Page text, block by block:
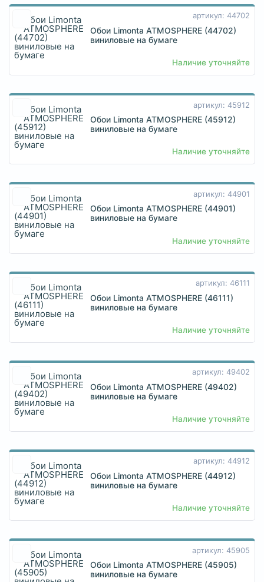
артикул: 44702
Обои Limonta ATMOSPHERE (44702)
виниловые на бумаге
Наличие уточняйте
артикул: 45912
Обои Limonta ATMOSPHERE (45912)
виниловые на бумаге
Наличие уточняйте
артикул: 44901
Обои Limonta ATMOSPHERE (44901)
виниловые на бумаге
Наличие уточняйте
артикул: 46111
Обои Limonta ATMOSPHERE (46111)
виниловые на бумаге
Наличие уточняйте
артикул: 49402
Обои Limonta ATMOSPHERE (49402)
виниловые на бумаге
Наличие уточняйте
артикул: 44912
Обои Limonta ATMOSPHERE (44912)
виниловые на бумаге
Наличие уточняйте
артикул: 45905
Обои Limonta ATMOSPHERE (45905)
виниловые на бумаге